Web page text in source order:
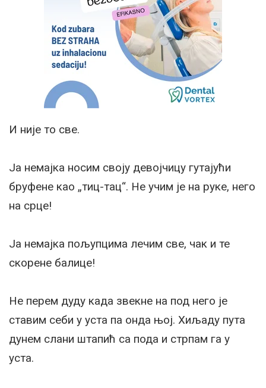
И није то све.
Ја немајка носим своју девојчицу гутајући
бруфене као „тиц-тац“. Не учим је на руке, него
на срце!
Ја немајка пољупцима лечим све, чак и те
скорене балице!
Не перем дуду када звекне на под него је
ставим себи у уста па онда њој. Хиљаду пута
дунем слани штапић са пода и стрпам га у
уста.